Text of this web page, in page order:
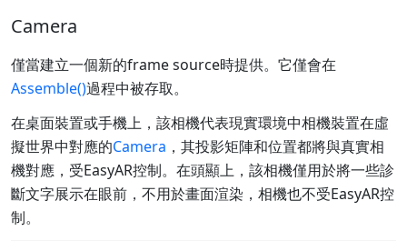
Camera
僅當建立一個新的frame source時提供。它僅會在
Assemble()過程中被存取。
在桌面裝置或手機上，該相機代表現實環境中相機裝置在虛
擬世界中對應的Camera ，其投影矩陣和位置都將與真實相
機對應，受EasyAR控制。在頭顯上，該相機僅用於將一些診
斷文字展示在眼前，不用於畫面渲染，相機也不受EasyAR控
制。